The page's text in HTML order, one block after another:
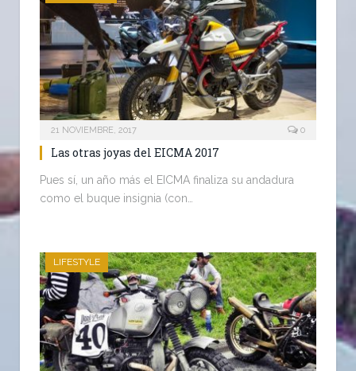
21 NOVIEMBRE, 2017 0
Las otras joyas del EICMA 2017
Pues sí, un año más el EICMA finaliza su andadura
como el buque insignia (con…
LIFESTYLE